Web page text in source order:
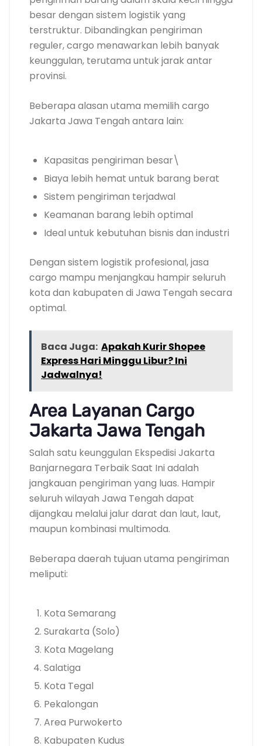
besar dengan sistem logistik yang
terstruktur. Dibandingkan pengiriman
reguler, cargo menawarkan lebih banyak
keunggulan, terutama untuk jarak antar
provinsi.
Beberapa alasan utama memilih cargo
Jakarta Jawa Tengah antara lain:
Kapasitas pengiriman besar\
Biaya lebih hemat untuk barang berat
Sistem pengiriman terjadwal
Keamanan barang lebih optimal
Ideal untuk kebutuhan bisnis dan industri
Dengan sistem logistik profesional, jasa
cargo mampu menjangkau hampir seluruh
kota dan kabupaten di Jawa Tengah secara
optimal.
Baca Juga: Apakah Kurir Shopee
Express Hari Minggu Libur? Ini
Jadwalnya!
Area Layanan Cargo
Jakarta Jawa Tengah
Salah satu keunggulan Ekspedisi Jakarta
Banjarnegara Terbaik Saat Ini adalah
jangkauan pengiriman yang luas. Hampir
seluruh wilayah Jawa Tengah dapat
dijangkau melalui jalur darat dan laut, laut,
maupun kombinasi multimoda.
Beberapa daerah tujuan utama pengiriman
meliputi:
Kota Semarang
Surakarta (Solo)
Kota Magelang
Salatiga
Kota Tegal
Pekalongan
Area Purwokerto
Kabupaten Kudus